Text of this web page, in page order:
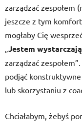
zarządzać zespołem
jeszcze z tym
mogłaby Cię
Jestem
zarządzać
podjąć
lub skorzystaniu z
Chciałabym, żebyś